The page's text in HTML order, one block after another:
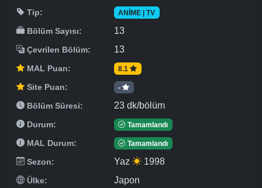
Tip: ANIME | TV
Bölüm Sayısı: 13
Çevrilen Bölüm: 13
MAL Puan: 8.1
Site Puan: -
Bölüm Süresi: 23 dk/bölüm
Durum: Tamamlandı
MAL Durum: Tamamlandı
Sezon: Yaz 1998
Ülke: Japon